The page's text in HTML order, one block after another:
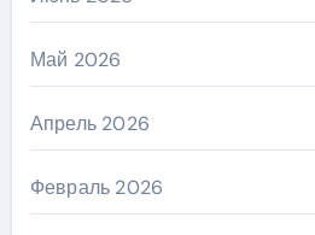
Май 2026
Апрель 2026
Февраль 2026